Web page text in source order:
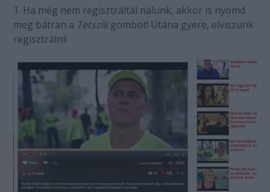
1. Ha még nem regisztráltál nálunk, akkor is nyomd
meg bátran a Tetszikgombot! Utána gyere, elviszünk
regisztrálni!